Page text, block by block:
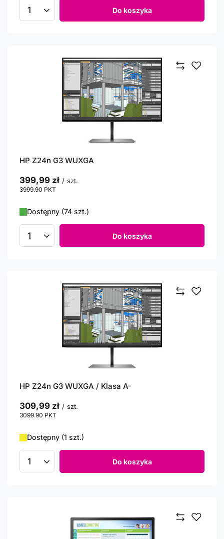
Ilość produktów Do koszyka
HP Z24n G3 WUXGA
399,99 zł / szt.
3999.90 PKT
Dostępny (74 szt.)
Ilość produktów Do koszyka
HP Z24n G3 WUXGA / Klasa A-
309,99 zł / szt.
3099.90 PKT
Dostępny (1 szt.)
Ilość produktów Do koszyka